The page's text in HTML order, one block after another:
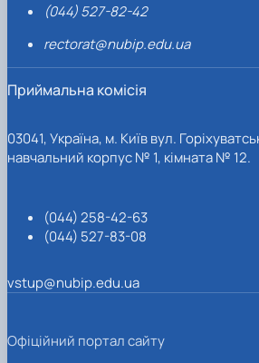
(044) 527-82-42
rectorat@nubip.edu.ua
Приймальна комісія
03041, Україна, м. Київ вул.
навчальний корпус № 1, кімната № 12.
(044) 258-42-63
(044) 527-83-08
vstup@nubip.edu.ua
Офіційний портал сайту